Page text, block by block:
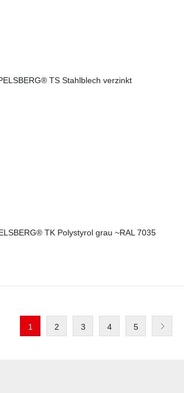
TS Stahlblech verzinkt
TK Polystyrol grau ~RAL 7035
1 2 3 4 5